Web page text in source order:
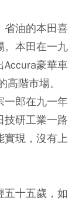
省油的本田喜
。本田在一九
Accura豪華車
階市場。
一郎在九一年
技研工業一路
實現，沒有上
五十五歲，如